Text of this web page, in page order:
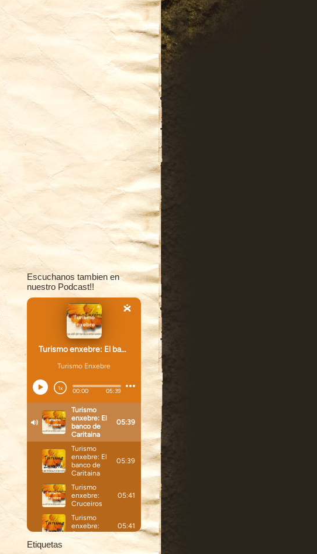
Escuchanos tambien en
nuestro Podcast!!
Etiquetas